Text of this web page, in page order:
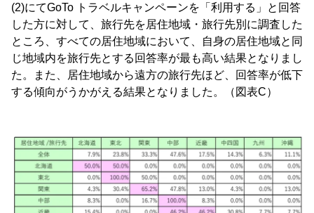
(2)にてGoTo トラベルキャンペーンを「利用する」と回答
した方に対して、旅行先を居住地域・旅行先別に調査した
ところ、すべての居住地域において、自身の居住地域と同
じ地域内を旅行先とする回答率が最も高い結果となりまし
た。また、居住地域から遠方の旅行先ほど、回答率が低下
する傾向がうかがえる結果となりました。（図表C）